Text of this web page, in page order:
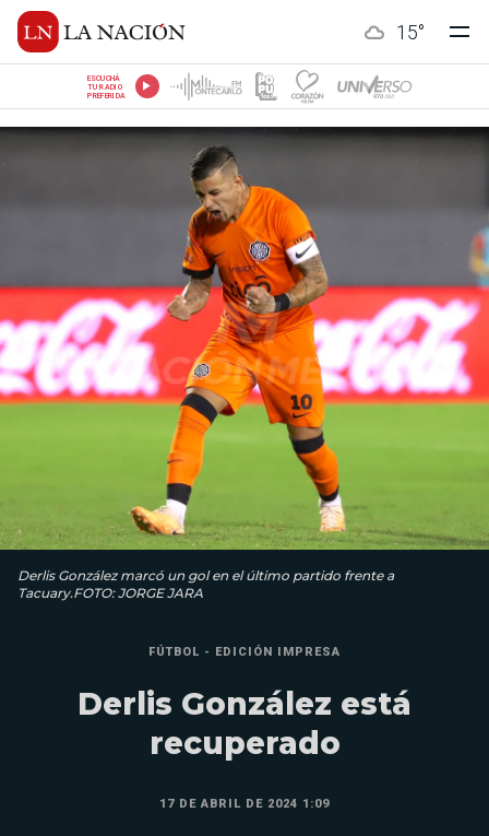
15°
ESCUCHÁ
TU RADIO
PREFERIDA
Derlis González marcó un gol en el último partido frente a
Tacuary.FOTO: JORGE JARA
FÚTBOL - EDICIÓN IMPRESA
Derlis González está
recuperado
17 DE ABRIL DE 2024 1:09